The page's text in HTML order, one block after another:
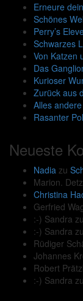
Erneure
Schönes
Perry’s
Schwarzes
Von Katzen
Das
Kurioser
Zurück aus
Alles
Rasanter
Neueste
Nadia zu
Marion.
Christina
Gerfried
:-) Sandra zu
:-) Sandra zu
Rüdiger
Johannes
Robert
:-) Sandra zu